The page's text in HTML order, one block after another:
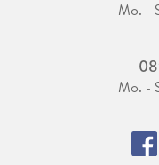
Mo. -
Mo. -